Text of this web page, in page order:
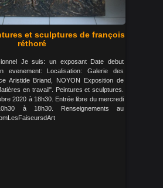
et sculptures de françois
réthoré
Je suis: un exposant Date debut
evenement: Localisation: Galerie des
Aristide Briand, NOYON Exposition de
en travail". Peintures et sculptures.
2020 à 18h30. Entrée libre du mercredi
à 18h30. Renseignements au